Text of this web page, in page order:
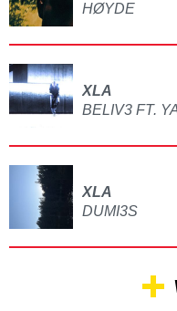
HØYDE
XLA
BELIV3 FT.
XLA
DUMI3S